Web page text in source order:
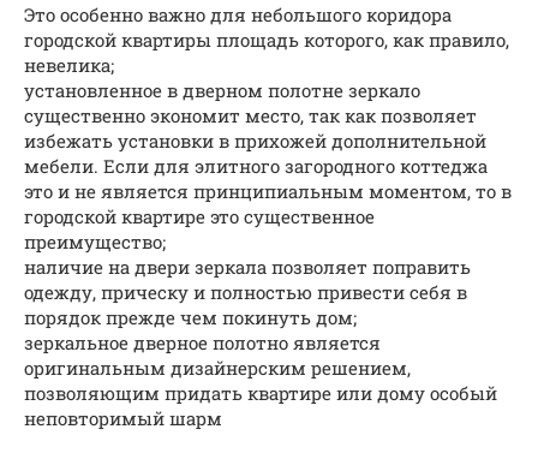
Это особенно важно для небольшого коридора
городской квартиры площадь которого, как правило,
невелика;
установленное в дверном полотне зеркало
существенно экономит место, так как позволяет
избежать установки в прихожей дополнительной
мебели. Если для элитного загородного коттеджа
это и не является принципиальным моментом, то в
городской квартире это существенное
преимущество;
наличие на двери зеркала позволяет поправить
одежду, прическу и полностью привести себя в
порядок прежде чем покинуть дом;
зеркальное дверное полотно является
оригинальным дизайнерским решением,
позволяющим придать квартире или дому особый
неповторимый шарм